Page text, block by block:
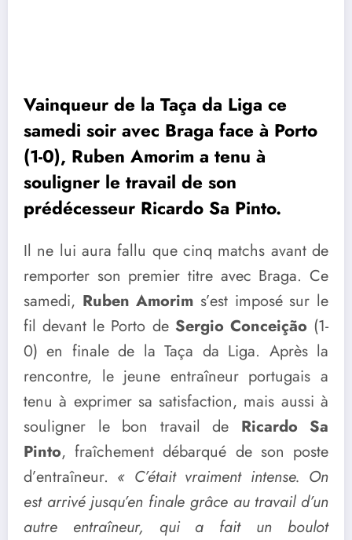
Vainqueur de la Taça da Liga ce
samedi soir avec Braga face à Porto
(1-0), Ruben Amorim a tenu à
souligner le travail de son
prédécesseur Ricardo Sa Pinto.
Il ne lui aura fallu que cinq matchs avant de
remporter son premier titre avec Braga. Ce
samedi, Ruben Amorim s’est imposé sur le
fil devant le Porto de Sergio Conceição (1-
0) en finale de la Taça da Liga. Après la
rencontre, le jeune entraîneur portugais a
tenu à exprimer sa satisfaction, mais aussi à
souligner le bon travail de Ricardo Sa
Pinto, fraîchement débarqué de son poste
d’entraîneur. « C’était vraiment intense. On
est arrivé jusqu’en finale grâce au travail d’un
autre entraîneur, qui a fait un boulot